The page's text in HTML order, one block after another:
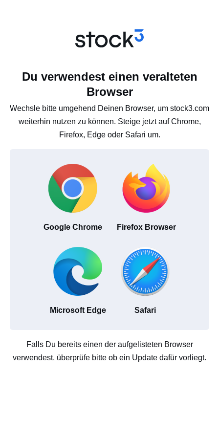
Du verwendest einen veralteten
Browser
Wechsle bitte umgehend Deinen Browser, um stock3.com
weiterhin nutzen zu können. Steige jetzt auf Chrome,
Firefox, Edge oder Safari um.
Google Chrome Firefox Browser
Microsoft Edge Safari
Falls Du bereits einen der aufgelisteten Browser
verwendest, überprüfe bitte ob ein Update dafür vorliegt.